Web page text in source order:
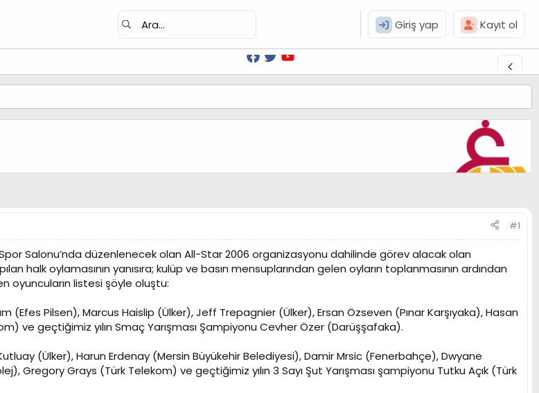
Giriş yap Kayıt ol
#1
Salonu’nda düzenlenecek olan All-Star 2006 organizasyonu dahilinde görev alacak olan
halk oylamasının yanısıra; kulüp ve basın mensuplarından gelen oyların toplanmasının ardından
oyuncuların listesi şöyle oluştu:
(Efes Pilsen), Marcus Haislip (Ülker), Jeff Trepagnier (Ülker), Ersan Özseven (Pınar Karşıyaka), Hasan
ve geçtiğimiz yılın Smaç Yarışması Şampiyonu Cevher Özer (Darüşşafaka).
Kutluay (Ülker), Harun Erdenay (Mersin Büyükehir Belediyesi), Damir Mrsic (Fenerbahçe), Dwyane
Gregory Grays (Türk Telekom) ve geçtiğimiz yılın 3 Sayı Şut Yarışması şampiyonu Tutku Açık (Türk